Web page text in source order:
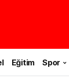
Eğitim Spor